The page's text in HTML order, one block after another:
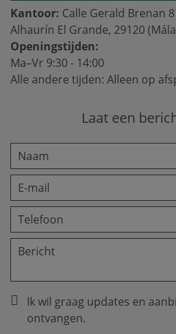
Kantoor: Calle Gerald Brenan
Alhaurín El Grande, 29120
Openingstijden:
Ma–Vr 9:30 - 14:00
Alle andere tijden: Alleen op
Laat een
Ik wil graag updates en
ontvangen.